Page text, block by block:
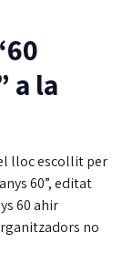
a la
lloc escollit per
60”, editat
60 ahir
no